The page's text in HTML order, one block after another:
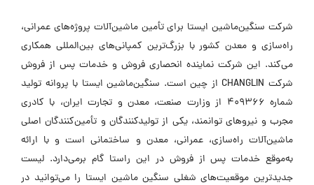
شرکت سنگین‌ماشین ایستا برای تأمین ماشین‌آلات پروژه‌های عمرانی،
راه‌سازی و معدن کشور با بزرگ‌ترین کمپانی‌های بین‌المللی همکاری
می‌کند. این شرکت نماینده انحصاری فروش و خدمات پس از فروش
شرکت CHANGLIN از چین است. سنگین‌ماشین ایستا با پروانه تولید
شماره 409366 از وزارت صنعت، معدن و تجارت ایران، با کادری
مجرب و نیروهای توانمند، یکی از تولیدکنندگان و تأمین‌کنندگان اصلی
ماشین‌آلات راه‌سازی، عمرانی، معدن و ساختمانی است و با ارائه
به‌موقع خدمات پس از فروش در این راستا گام برمی‌دارد. لیست
جدیدترین موقعیت‌های شغلی سنگین ماشین ایستا را می‌توانید در